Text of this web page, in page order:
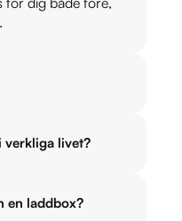
verkliga livet?
en laddbox?